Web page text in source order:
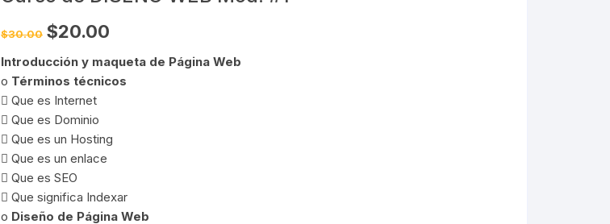
$30.00 El
precio
era:
$30.00.
$20.00
es:
$20.00.
Introducción y maqueta de Página Web
o Términos técnicos
 Que es Internet
 Que es Dominio
 Que es un Hosting
 Que es un enlace
 Que es SEO
 Que significa Indexar
o Diseño de Página Web